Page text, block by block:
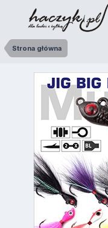
Strona główna